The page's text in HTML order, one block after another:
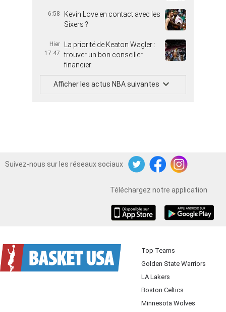
6:58
Kevin Love en contact avec les
Sixers ?
Hier
17:47
La priorité de Keaton Wagler :
trouver un bon conseiller
financier
Afficher les actus NBA suivantes
Suivez-nous sur les réseaux sociaux
TwitterFacebookInstagram
Téléchargez notre application
Top Teams
Golden State Warriors
LA Lakers
Boston Celtics
Minnesota Wolves